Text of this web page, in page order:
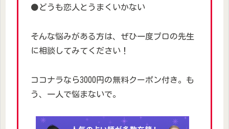
⚫どうも恋人とうまくいかない
そんな悩みがある方は、ぜひ一度プロの先生
に相談してみてください！
ココナラなら3000円の無料クーポン付き。も
う、一人で悩まないで。